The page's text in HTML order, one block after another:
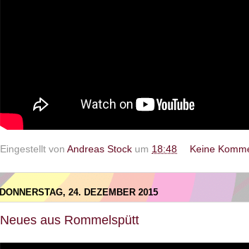
Eingestellt von Andreas Stock um 18:48 Keine
DONNERSTAG, 24. DEZEMBER 2015
Neues aus Rommelspütt